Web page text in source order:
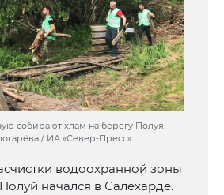
собирают хлам на берегу Полуя.
/ ИА «Север-Пресс»
водоохранной зоны
начался в Салехарде.